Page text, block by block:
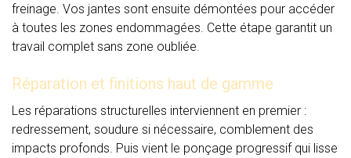
freinage. Vos jantes sont ensuite démontées pour accéder
à toutes les zones endommagées. Cette étape garantit un
travail complet sans zone oubliée.
Réparation et finitions haut de gamme
Les réparations structurelles interviennent en premier :
redressement, soudure si nécessaire, comblement des
impacts profonds. Puis vient le ponçage progressif qui lisse